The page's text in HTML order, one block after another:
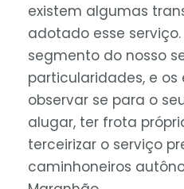
existem algumas
adotado esse
segmento do nosso
particularidades, e
observar se para o
alugar, ter frota
terceirizar o serviço
caminhoneiros